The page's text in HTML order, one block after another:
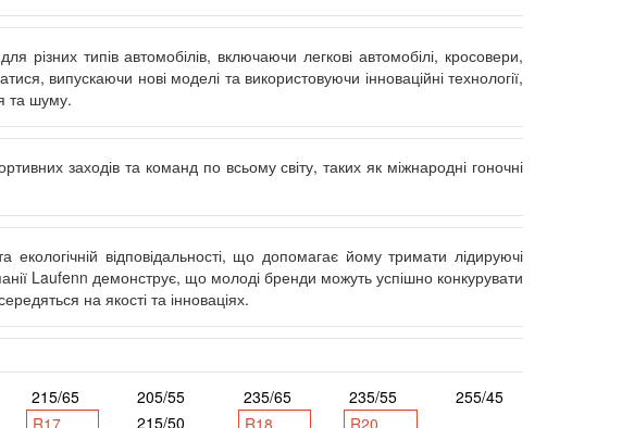
типів автомобілів, включаючи легкові автомобілі, кросовери,
випускаючи нові моделі та використовуючи інноваційні технології,
та шуму.
заходів та команд по всьому світу, таких як міжнародні гоночні
відповідальності, що допомагає йому тримати лідируючі
Laufenn демонструє, що молоді бренди можуть успішно конкурувати
на якості та інноваціях.
215/65
R17
205/55
215/50
235/65
R18
235/55
R20
255/45